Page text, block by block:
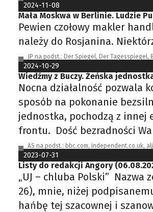
2024-11-08
Mała Moskwa w Berlinie. Ludzie
Pewien czołowy makler
należy do Rosjanina.
JP na podst.: Der Spiegel, Der
2024-10-29
Wiedźmy z Buczy. Żeńska
Nocna działalność pozwala
sposób na pokonanie
jednostka, pochodzą z innej
frontu. Dość bezradności
AS na podst.: bbc.com, independent.co.uk,
2023-07-31
Listy do redakcji Angory
„UJ – chluba Polski” Nazwa
26), mnie, niżej
hańbę tej szacownej i